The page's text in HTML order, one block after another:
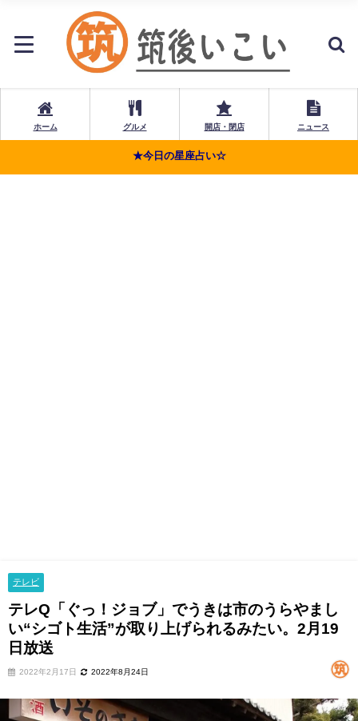
ホーム グルメ 開店・閉店 ニュース
★今日の星座占い☆
テレビ
テレQ「ぐっ！ジョブ」でうきは市のうらやまし
い“シゴト生活”が取り上げられるみたい。2月19
日放送
2022年2月17日 2022年8月24日